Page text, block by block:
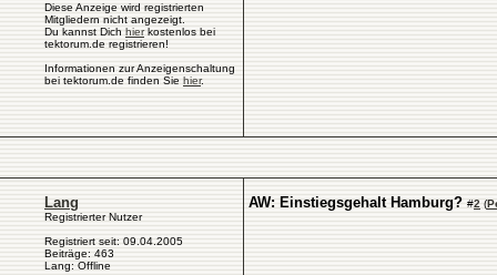
Diese Anzeige wird registrierten
Mitgliedern nicht angezeigt.
Du kannst Dich hierkostenlos bei
tektorum.de registrieren!
Informationen zur Anzeigenschaltung
bei tektorum.de finden Sie hier.
Lang
Registrierter Nutzer
Registriert seit: 09.04.2005
Beiträge: 463
Lang: Offline
AW: Einstiegsgehalt Hamburg? #2 (